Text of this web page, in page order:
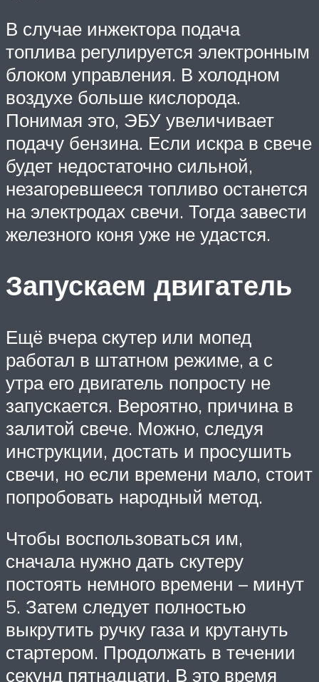
В случае инжектора подача
топлива регулируется электронным
блоком управления. В холодном
воздухе больше кислорода.
Понимая это, ЭБУ увеличивает
подачу бензина. Если искра в свече
будет недостаточно сильной,
незагоревшееся топливо останется
на электродах свечи. Тогда завести
железного коня уже не удастся.
Запускаем двигатель
Ещё вчера скутер или мопед
работал в штатном режиме, а с
утра его двигатель попросту не
запускается. Вероятно, причина в
залитой свече. Можно, следуя
инструкции, достать и просушить
свечи, но если времени мало, стоит
попробовать народный метод.
Чтобы воспользоваться им,
сначала нужно дать скутеру
постоять немного времени – минут
5. Затем следует полностью
выкрутить ручку газа и крутануть
стартером. Продолжать в течении
секунд пятнадцати. В это время